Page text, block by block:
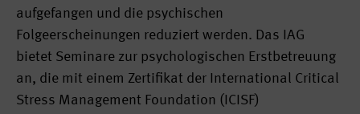
aufgefangen und die psychischen
Folgeerscheinungen reduziert werden. Das IAG
bietet Seminare zur psychologischen Erstbetreuung
an, die mit einem Zertifikat der International Critical
Stress Management Foundation (ICISF)